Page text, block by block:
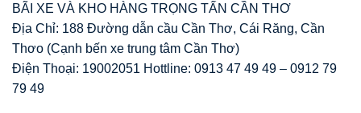
BÃI XE VÀ KHO HÀNG TRỌNG TẤN CẦN THƠ
Địa Chỉ: 188 Đường dẫn cầu Cần Thơ, Cái Răng, Cần
Thơo (Cạnh bến xe trung tâm Cần Thơ)
Điện Thoại: 19002051 Hottline: 0913 47 49 49 – 0912 79
79 49